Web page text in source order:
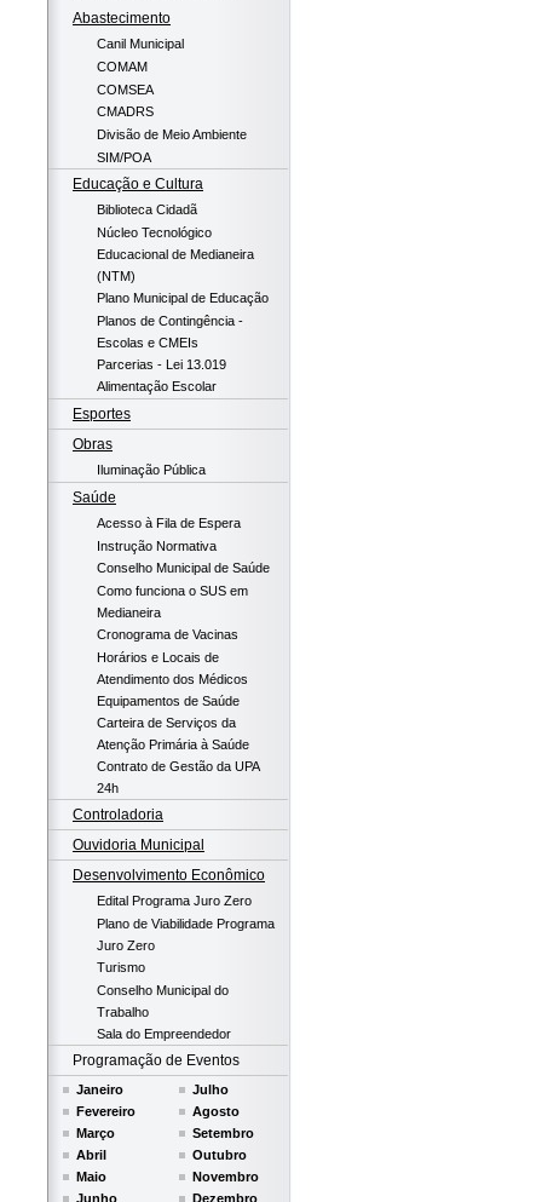
Abastecimento
Canil Municipal
COMAM
COMSEA
CMADRS
Divisão de Meio Ambiente
SIM/POA
Educação e Cultura
Biblioteca Cidadã
Núcleo Tecnológico
Educacional de Medianeira
(NTM)
Plano Municipal de Educação
Planos de Contingência -
Escolas e CMEIs
Parcerias - Lei 13.019
Alimentação Escolar
Esportes
Obras
Iluminação Pública
Saúde
Acesso à Fila de Espera
Instrução Normativa
Conselho Municipal de Saúde
Como funciona o SUS em
Medianeira
Cronograma de Vacinas
Horários e Locais de
Atendimento dos Médicos
Equipamentos de Saúde
Carteira de Serviços da
Atenção Primária à Saúde
Contrato de Gestão da UPA
24h
Controladoria
Ouvidoria Municipal
Desenvolvimento Econômico
Edital Programa Juro Zero
Plano de Viabilidade Programa
Juro Zero
Turismo
Conselho Municipal do
Trabalho
Sala do Empreendedor
Programação de Eventos
Janeiro
Fevereiro
Março
Abril
Maio
Junho
Julho
Agosto
Setembro
Outubro
Novembro
Dezembro